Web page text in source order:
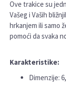
Ove trakice su
Vašeg i Vaših
hrkanjem ili samo
pomoći da svaka
Karakteristike:
Dimenzije: